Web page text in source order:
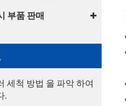
부품 판매
세척 방법 을 파악 하여
.